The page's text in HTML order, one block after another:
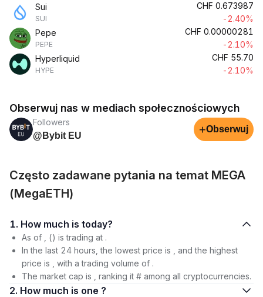
Sui
SUI
CHF 0.673987
-2.40%
Pepe
PEPE
CHF 0.00000281
-2.10%
Hyperliquid
HYPE
CHF 55.70
-2.10%
Obserwuj nas w mediach społecznościowych
Followers
@Bybit EU
+Obserwuj
Często zadawane pytania na temat MEGA
(MegaETH)
1. How much is today?
As of , () is trading at .
In the last 24 hours, the lowest price is , and the highest
price is , with a trading volume of .
The market cap is , ranking it # among all cryptocurrencies.
2. How much is one ?